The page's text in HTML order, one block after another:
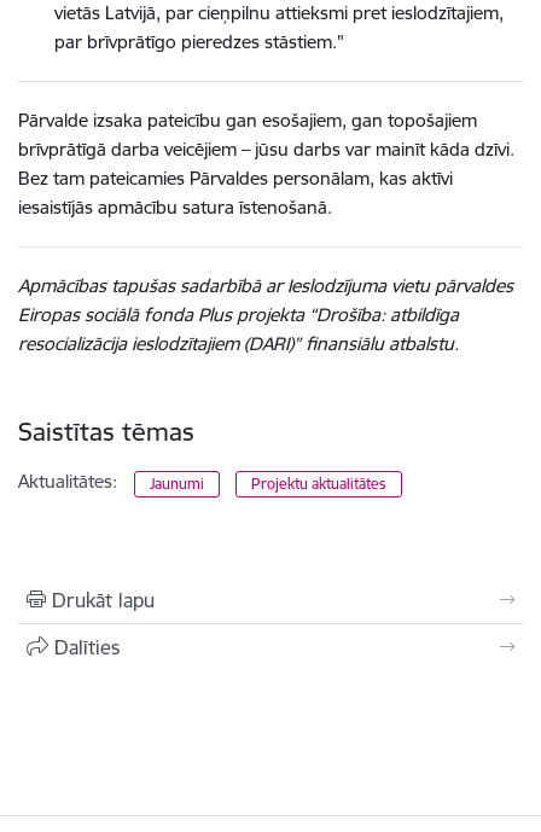
vietās Latvijā, par cieņpilnu attieksmi pret ieslodzītajiem,
par brīvprātīgo pieredzes stāstiem."
Pārvalde izsaka pateicību gan esošajiem, gan topošajiem
brīvprātīgā darba veicējiem – jūsu darbs var mainīt kāda dzīvi.
Bez tam pateicamies Pārvaldes personālam, kas aktīvi
iesaistījās apmācību satura īstenošanā.
Apmācības tapušas sadarbībā ar Ieslodzījuma vietu pārvaldes
Eiropas sociālā fonda Plus projekta “Drošība: atbildīga
resocializācija ieslodzītajiem (DARI)” finansiālu atbalstu.
Saistītas tēmas
Aktualitātes: Jaunumi Projektu aktualitātes
Drukāt lapu
Dalīties